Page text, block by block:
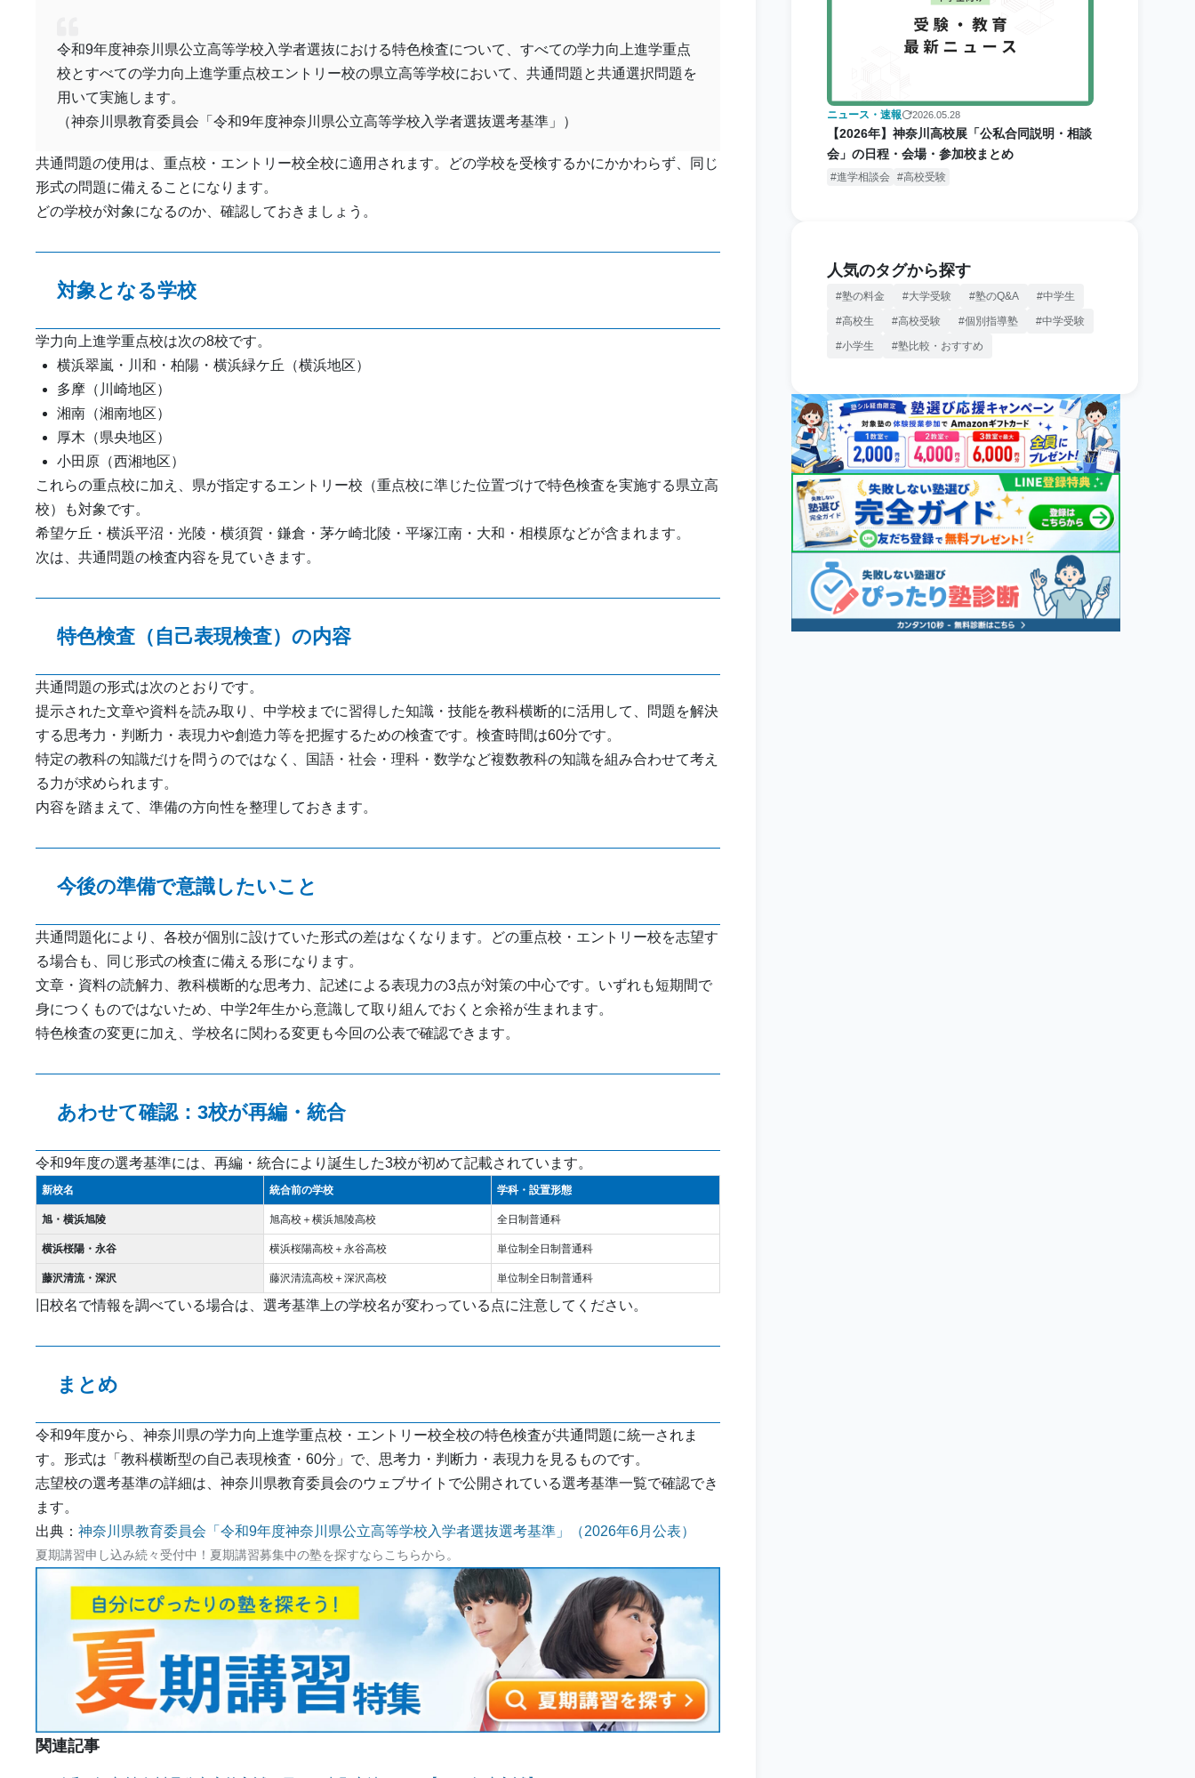
令和9年度神奈川県公立高等学校入学者選抜における特色検査について、すべての学力向上進学重点
校とすべての学力向上進学重点校エントリー校の県立高等学校において、共通問題と共通選択問題を
用いて実施します。
（神奈川県教育委員会「令和9年度神奈川県公立高等学校入学者選抜選考基準」）
共通問題の使用は、重点校・エントリー校全校に適用されます。どの学校を受検するかにかかわらず、同じ
形式の問題に備えることになります。
どの学校が対象になるのか、確認しておきましょう。
対象となる学校
学力向上進学重点校は次の8校です。
横浜翠嵐・川和・柏陽・横浜緑ケ丘（横浜地区）
多摩（川崎地区）
湘南（湘南地区）
厚木（県央地区）
小田原（西湘地区）
これらの重点校に加え、県が指定するエントリー校（重点校に準じた位置づけで特色検査を実施する県立高
校）も対象です。
希望ケ丘・横浜平沼・光陵・横須賀・鎌倉・茅ケ崎北陵・平塚江南・大和・相模原などが含まれます。
次は、共通問題の検査内容を見ていきます。
特色検査（自己表現検査）の内容
共通問題の形式は次のとおりです。
提示された文章や資料を読み取り、中学校までに習得した知識・技能を教科横断的に活用して、問題を解決
する思考力・判断力・表現力や創造力等を把握するための検査です。検査時間は60分です。
特定の教科の知識だけを問うのではなく、国語・社会・理科・数学など複数教科の知識を組み合わせて考え
る力が求められます。
内容を踏まえて、準備の方向性を整理しておきます。
今後の準備で意識したいこと
共通問題化により、各校が個別に設けていた形式の差はなくなります。どの重点校・エントリー校を志望す
る場合も、同じ形式の検査に備える形になります。
文章・資料の読解力、教科横断的な思考力、記述による表現力の3点が対策の中心です。いずれも短期間で
身につくものではないため、中学2年生から意識して取り組んでおくと余裕が生まれます。
特色検査の変更に加え、学校名に関わる変更も今回の公表で確認できます。
あわせて確認：3校が再編・統合
令和9年度の選考基準には、再編・統合により誕生した3校が初めて記載されています。
新校名 統合前の学校 学科・設置形態
旭・横浜旭陵 旭高校＋横浜旭陵高校 全日制普通科
横浜桜陽・永谷 横浜桜陽高校＋永谷高校 単位制全日制普通科
藤沢清流・深沢 藤沢清流高校＋深沢高校 単位制全日制普通科
旧校名で情報を調べている場合は、選考基準上の学校名が変わっている点に注意してください。
まとめ
令和9年度から、神奈川県の学力向上進学重点校・エントリー校全校の特色検査が共通問題に統一されま
す。形式は「教科横断型の自己表現検査・60分」で、思考力・判断力・表現力を見るものです。
志望校の選考基準の詳細は、神奈川県教育委員会のウェブサイトで公開されている選考基準一覧で確認でき
ます。
出典： 神奈川県教育委員会「令和9年度神奈川県公立高等学校入学者選抜選考基準」（2026年6月公表）
夏期講習申し込み続々受付中！夏期講習募集中の塾を探すならこちらから。
関連記事
ニュース・速報 2026.05.28
【2026年】神奈川高校展「公私合同説明・相談
会」の日程・会場・参加校まとめ
進学相談会 高校受験
人気のタグから探す
塾の料金 大学受験 塾のQ&A
中学生
高校生
高校受験 個別指導塾
中学受験
小学生
塾比較・おすすめ